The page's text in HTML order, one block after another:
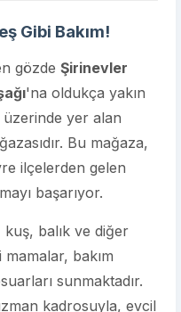
Gibi Bakım!
gözde Şirinevler
'na oldukça yakın
üzerinde yer alan
Bu mağaza,
ilçelerden gelen
başarıyor.
balık ve diğer
bakım
sunmaktadır.
kadrosuyla, evcil